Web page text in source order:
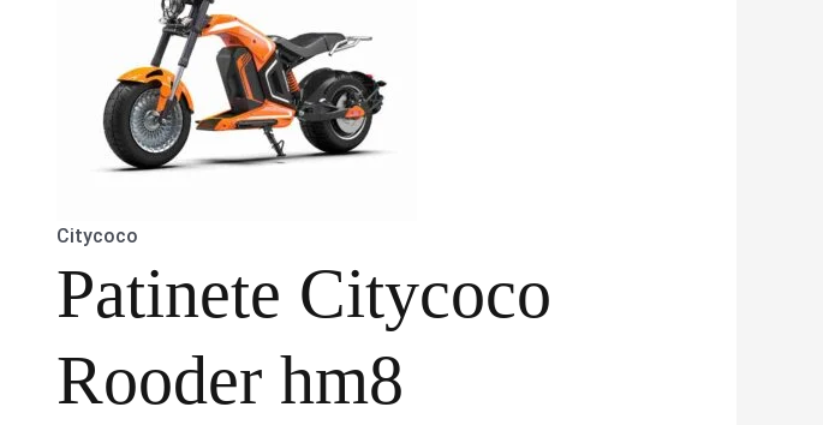
Citycoco
Patinete Citycoco
Rooder hm8